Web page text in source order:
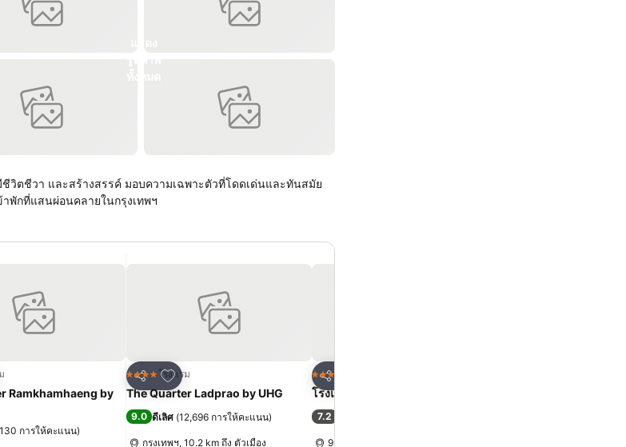
วิตชีวา และสร้างสรรค์ มอบความเฉพาะตัวที่โดดเด่นและทันสมัย
พักที่แสนผ่อนคลายในกรุงเทพฯ
รายการโปรด
Ramkhamhaeng by
การให้คะแนน)
แชร์
เพิ่มในรายการโปรด
4 ดาว โรงแรม
The Quarter Ladprao by UHG
9.0 ดีเลิศ (12,696 การให้คะแนน)
กรุงเทพฯ, 10.2 km ถึง ตัวเมือง
แชร์
4 ดาว
โรงแรมเอเชีย กรุงเทพ
7.2
9.1 km ถึง พระบรมมหาราชวัง